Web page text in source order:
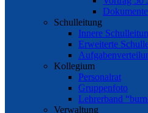
Schulleitung
Innere
Erweiterte
Kollegium
Personalrat
Gruppenfoto
Lehrerband
Verwaltung